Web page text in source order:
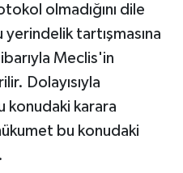
olmadığını dile
tartışmasına
Meclis'in
Dolayısıyla
konudaki karara
bu konudaki